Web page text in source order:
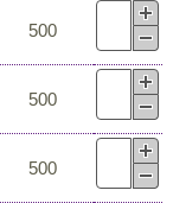
500
500
500